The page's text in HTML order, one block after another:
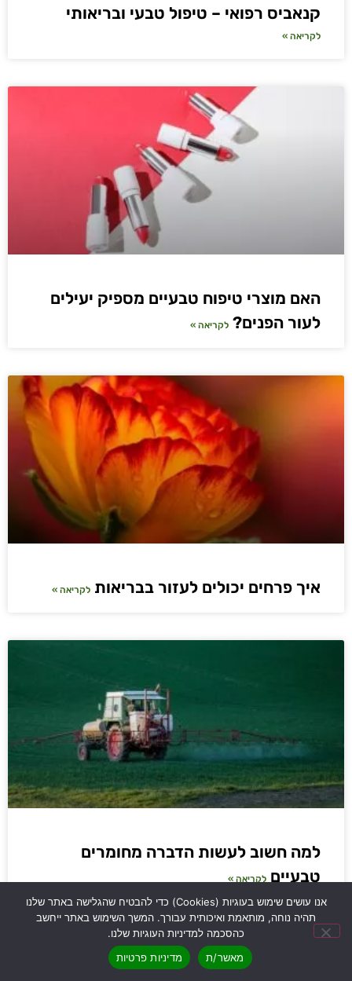
קנאביס רפואי – טיפול טבעי ובריאותי
לקריאה »
האם מוצרי טיפוח טבעיים מספיק יעילים
לעור הפנים? לקריאה »
איך פרחים יכולים לעזור בבריאות לקריאה »
למה חשוב לעשות הדברה מחומרים
טבעיים לקריאה »
אנו עושים שימוש בעוגיות (Cookies) כדי להבטיח שהגלישה באתר שלנו
תהיה נוחה, מותאמת ואיכותית עבורך. המשך השימוש באתר ייחשב
כהסכמה למדיניות העוגיות שלנו.
מאשר/ת
מדיניות פרטיות